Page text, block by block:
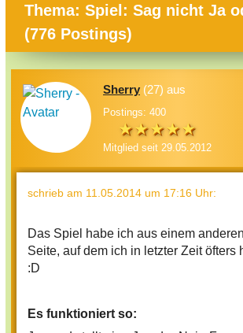
Thema: Spiel: Sag nicht Ja
(776 Postings)
Sherry (27) aus
Postings: 400
Mitglied seit 29.05.2012
schrieb am 11.05.2014 um 17:16 Uhr:
Das Spiel habe ich aus einem
Seite, auf dem ich in letzter Zeit öfters
:D
Es funktioniert so: